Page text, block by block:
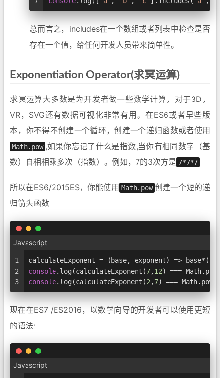
总而言之，includes在一个数组或者列表中检查是否
存在一个值，给任何开发人员带来简单性。
Exponentiation Operator(求冥运算)
求冥运算大多数是为开发者做一些数学计算，对于3D，
VR，SVG还有数据可视化非常有用。在ES6或者早些版
本，你不得不创建一个循环，创建一个递归函数或者使用
Math.pow ,如果你忘记了什么是指数,当你有相同数字（基
数）自相相乘多次（指数）。例如，7的3次方是 7*7*7
所以在ES6/2015ES，你能使用 Math.pow 创建一个短的递
归箭头函数
Javascript
1
2
3
calculateExponent = ( base, exponent) => base*((--
console. log(calculateExponent (7,12) === Math. pow
console. log(calculateExponent (2 ,7) === Math. pow
现在在ES7 /ES2016，以数学向导的开发者可以使用更短
的语法:
Javascript